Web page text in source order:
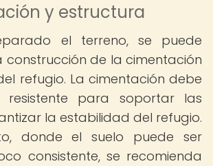
y estructura
el terreno, se puede
de la cimentación
refugio. La cimentación debe
para soportar las
la estabilidad del refugio.
donde el suelo puede ser
consistente, se recomienda